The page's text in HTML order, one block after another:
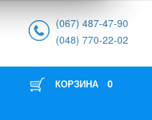
(067) 487-47-90
(048) 770-22-02
КОРЗИНА 0